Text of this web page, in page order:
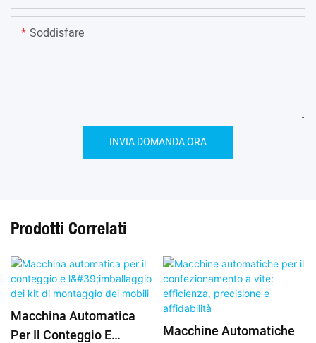
Soddisfare
INVIA DOMANDA ORA
Prodotti Correlati
Macchina Automatica
Per Il Conteggio E
Macchine Automatiche